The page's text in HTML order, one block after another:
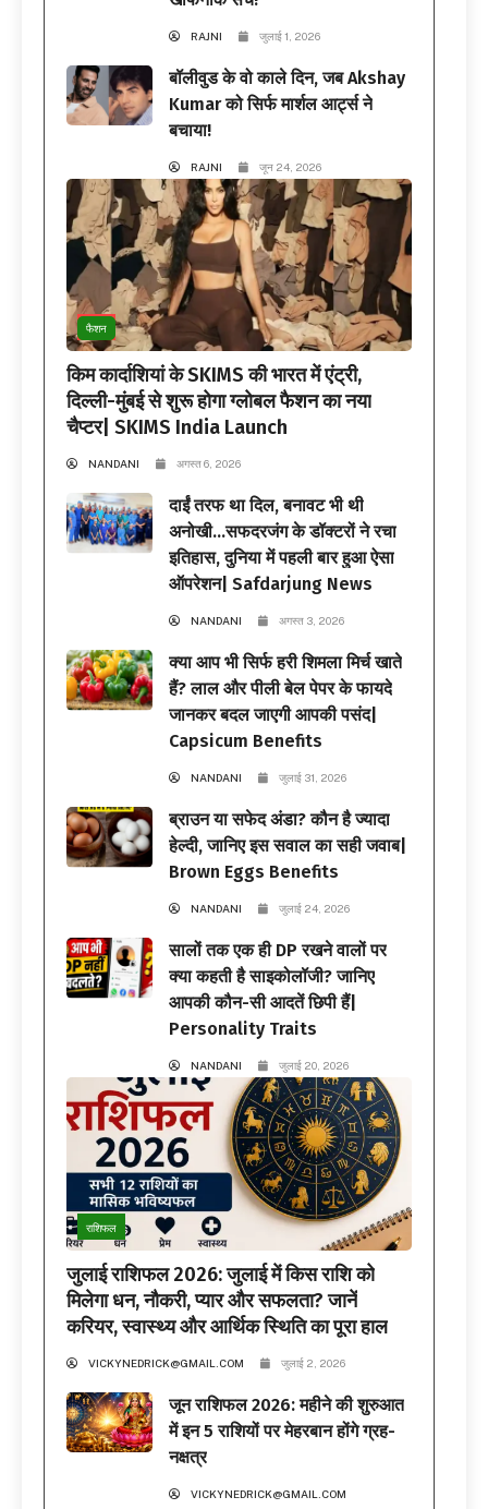
RAJNI जुलाई 1, 2026
बॉलीवुड के वो काले दिन, जब Akshay
Kumar को सिर्फ मार्शल आर्ट्स ने
बचाया!
RAJNI जून 24, 2026
फैशन
किम कार्दाशियां के SKIMS की भारत में एंट्री,
दिल्ली-मुंबई से शुरू होगा ग्लोबल फैशन का नया
चैप्टर| SKIMS India Launch
NANDANI अगस्त 6, 2026
दाईं तरफ था दिल, बनावट भी थी
अनोखी…सफदरजंग के डॉक्टरों ने रचा
इतिहास, दुनिया में पहली बार हुआ ऐसा
ऑपरेशन| Safdarjung News
NANDANI अगस्त 3, 2026
क्या आप भी सिर्फ हरी शिमला मिर्च खाते
हैं? लाल और पीली बेल पेपर के फायदे
जानकर बदल जाएगी आपकी पसंद|
Capsicum Benefits
NANDANI जुलाई 31, 2026
ब्राउन या सफेद अंडा? कौन है ज्यादा
हेल्दी, जानिए इस सवाल का सही जवाब|
Brown Eggs Benefits
NANDANI जुलाई 24, 2026
सालों तक एक ही DP रखने वालों पर
क्या कहती है साइकोलॉजी? जानिए
आपकी कौन-सी आदतें छिपी हैं|
Personality Traits
NANDANI जुलाई 20, 2026
राशिफल
जुलाई राशिफल 2026: जुलाई में किस राशि को
मिलेगा धन, नौकरी, प्यार और सफलता? जानें
करियर, स्वास्थ्य और आर्थिक स्थिति का पूरा हाल
VICKYNEDRICK@GMAIL.COM जुलाई 2, 2026
जून राशिफल 2026: महीने की शुरुआत
में इन 5 राशियों पर मेहरबान होंगे ग्रह-
नक्षत्र
VICKYNEDRICK@GMAIL.COM